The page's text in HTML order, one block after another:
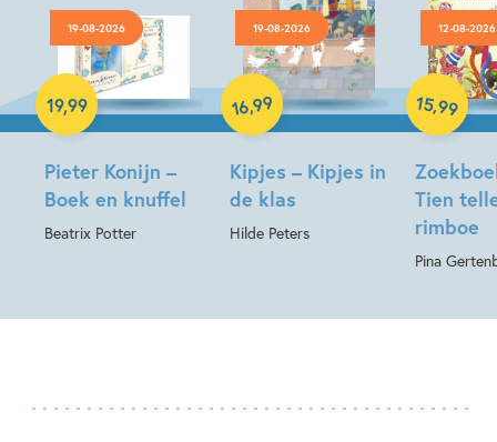
19-08-2026
Pieter Konijn –
Boek en knuffel
Beatrix Potter
19,99
Hardcover
19-08-2026
Kipjes – Kipjes in
de klas
Hilde Peters
16,99
Hardcover
12-08-2026
Tien
rimboe
Pina
15,99
Hardcover